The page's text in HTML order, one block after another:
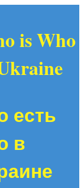
is Who
есть
в